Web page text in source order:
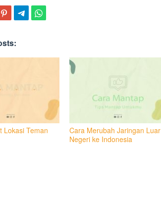
Lokasi Teman
Cara Merubah Jaringan Luar
Negeri ke Indonesia